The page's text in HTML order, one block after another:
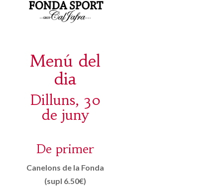
Menú del
dia
Dilluns, 30
de juny
De primer
Canelons de la Fonda
(supl 6.50€)